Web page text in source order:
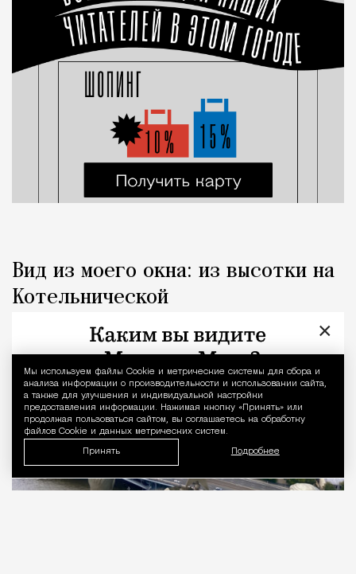
Уведомление
Мы используем файлы Сookie и метрические системы для сбора и
анализа информации о производительности и использовании сайта,
а также для улучшения и индивидуальной настройки
предоставления информации. Нажимая кнопку «Принять» или
продолжая пользоваться сайтом, вы соглашаетесь на обработку
файлов Cookie и данных метрических систем.
Принять Подробнее
Вид из моего окна: из высотки на
Котельнической
Наталья Журавлева ×